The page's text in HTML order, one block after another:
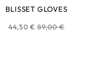
BLISSET GLOVES
44,50 € Prix
89,00 €